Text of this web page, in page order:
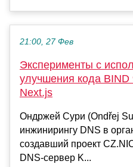
21:00, 27 Фев
Эксперименты с
улучшения кода BIND
Next.js
Ондржей Cури (Ondřej
инжинирингу DNS в
создавший проект
DNS-сервер K...